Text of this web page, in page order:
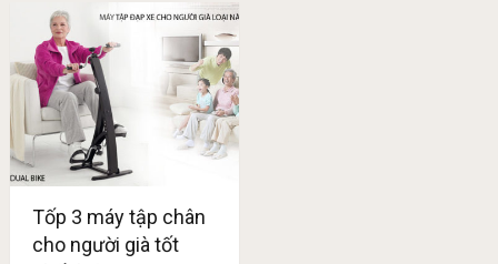
Tốp 3 máy tập chân
cho người già tốt